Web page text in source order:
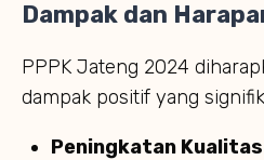
Dampak dan
PPPK Jateng 2024
dampak positif yang
Peningkatan